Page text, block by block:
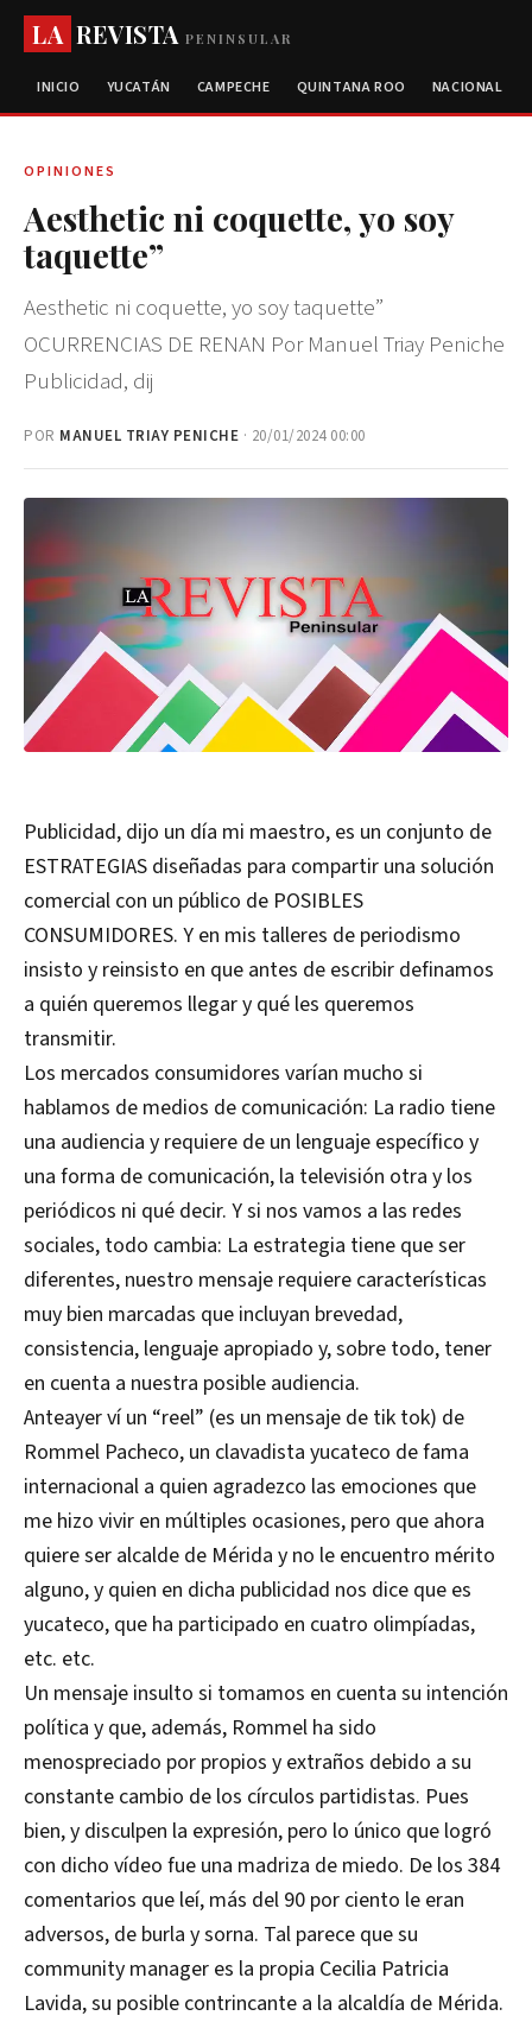
LA REVISTAPENINSULAR
INICIO YUCATÁN CAMPECHE QUINTANA ROO NACIONAL
OPINIONES
Aesthetic ni coquette, yo soy
taquette”
Aesthetic ni coquette, yo soy taquette”
OCURRENCIAS DE RENAN Por Manuel Triay Peniche
Publicidad, dij
POR MANUEL TRIAY PENICHE · 20/01/2024 00:00
Publicidad, dijo un día mi maestro, es un conjunto de
ESTRATEGIAS diseñadas para compartir una solución
comercial con un público de POSIBLES
CONSUMIDORES. Y en mis talleres de periodismo
insisto y reinsisto en que antes de escribir definamos
a quién queremos llegar y qué les queremos
transmitir.
Los mercados consumidores varían mucho si
hablamos de medios de comunicación: La radio tiene
una audiencia y requiere de un lenguaje específico y
una forma de comunicación, la televisión otra y los
periódicos ni qué decir. Y si nos vamos a las redes
sociales, todo cambia: La estrategia tiene que ser
diferentes, nuestro mensaje requiere características
muy bien marcadas que incluyan brevedad,
consistencia, lenguaje apropiado y, sobre todo, tener
en cuenta a nuestra posible audiencia.
Anteayer ví un “reel” (es un mensaje de tik tok) de
Rommel Pacheco, un clavadista yucateco de fama
internacional a quien agradezco las emociones que
me hizo vivir en múltiples ocasiones, pero que ahora
quiere ser alcalde de Mérida y no le encuentro mérito
alguno, y quien en dicha publicidad nos dice que es
yucateco, que ha participado en cuatro olimpíadas,
etc. etc.
Un mensaje insulto si tomamos en cuenta su intención
política y que, además, Rommel ha sido
menospreciado por propios y extraños debido a su
constante cambio de los círculos partidistas. Pues
bien, y disculpen la expresión, pero lo único que logró
con dicho vídeo fue una madriza de miedo. De los 384
comentarios que leí, más del 90 por ciento le eran
adversos, de burla y sorna. Tal parece que su
community manager es la propia Cecilia Patricia
Lavida, su posible contrincante a la alcaldía de Mérida.